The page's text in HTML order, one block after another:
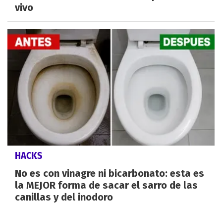
vivo
HACKS
No es con vinagre ni bicarbonato: esta es
la MEJOR forma de sacar el sarro de las
canillas y del inodoro